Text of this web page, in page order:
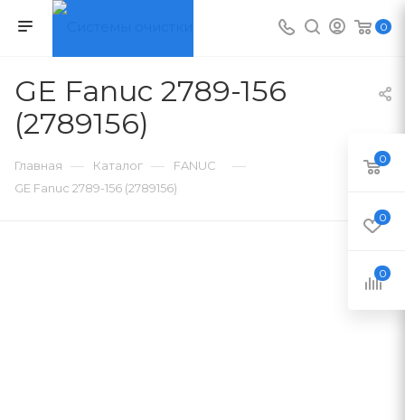
0
GE Fanuc 2789-156
(2789156)
Главная — Каталог — FANUC —
GE Fanuc 2789-156 (2789156)
0
0
0